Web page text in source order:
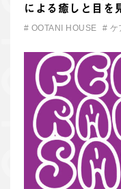
による癒しと目を
# OOTANI HOUSE # ケ